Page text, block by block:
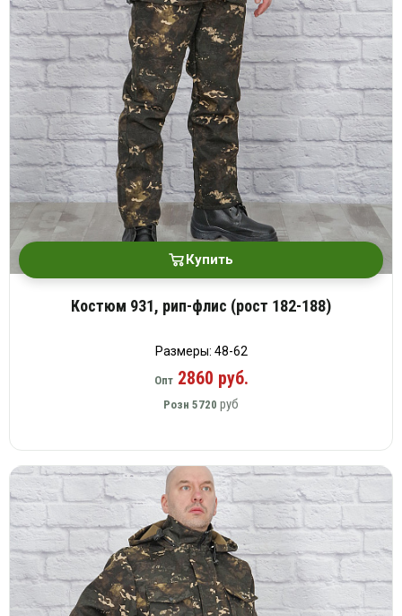
Купить
Костюм 931, рип-флис (рост 182-188)
Размеры: 48-62
Опт2860 руб.
Розн 5720 руб